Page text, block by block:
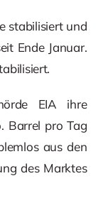
stabilisiert und
Ende Januar.
EIA ihre
Barrel pro Tag
aus den
des Marktes